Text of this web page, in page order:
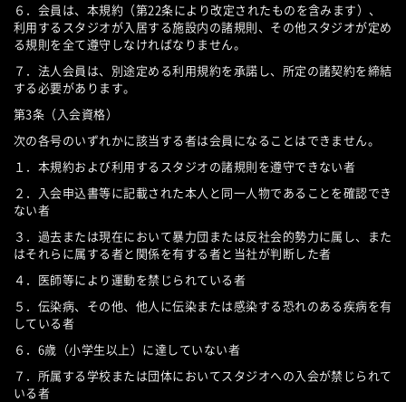
６．会員は、本規約（第22条により改定されたものを含みます）、
利用するスタジオが入居する施設内の諸規則、その他スタジオが定め
る規則を全て遵守しなければなりません。
７．法人会員は、別途定める利用規約を承諾し、所定の諸契約を締結
する必要があります。
第3条（入会資格）
次の各号のいずれかに該当する者は会員になることはできません。
１．本規約および利用するスタジオの諸規則を遵守できない者
２．入会申込書等に記載された本人と同一人物であることを確認でき
ない者
３．過去または現在において暴力団または反社会的勢力に属し、また
はそれらに属する者と関係を有する者と当社が判断した者
４．医師等により運動を禁じられている者
５．伝染病、その他、他人に伝染または感染する恐れのある疾病を有
している者
６．6歳（小学生以上）に達していない者
７．所属する学校または団体においてスタジオへの入会が禁じられて
いる者